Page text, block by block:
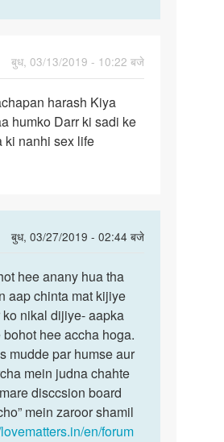
बुध, 03/13/2019 - 10:22 बजे
harash Kiya
humko Darr ki sadi ke
ki nanhi sex life
बुध, 03/27/2019 - 02:44 बजे
hee anany hua tha
aap chinta mat kijiye
nikal dijiye- aapka
hee accha hoga.
mudde par humse aur
mein judna chahte
disccsion board
mein zaroor shamil
en/forum